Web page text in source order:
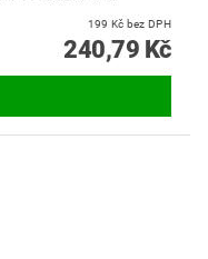
199 Kč bez DPH
240,79 Kč